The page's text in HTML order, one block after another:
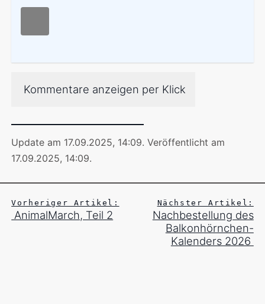
Kommentare anzeigen per Klick
Update am 17.09.2025, 14:09.Veröffentlicht am
17.09.2025, 14:09.
Vorheriger Artikel:
AnimalMarch, Teil 2
Nächster Artikel:
Nachbestellung des
Balkonhörnchen-
Kalenders 2026